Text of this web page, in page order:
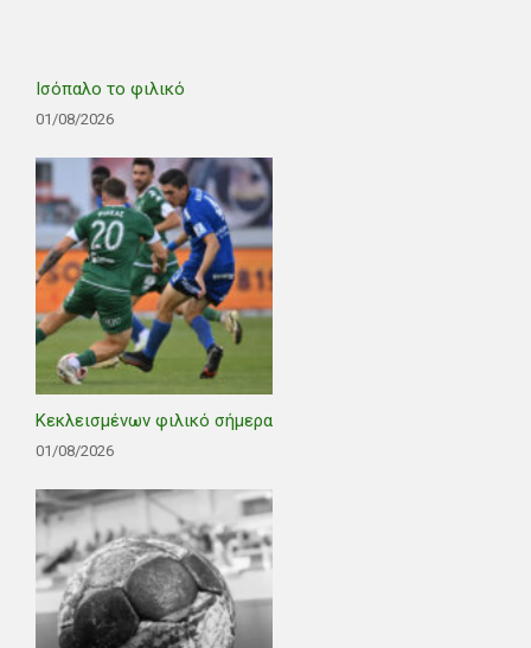
Ισόπαλο το φιλικό
01/08/2026
Κεκλεισμένων φιλικό σήμερα
01/08/2026